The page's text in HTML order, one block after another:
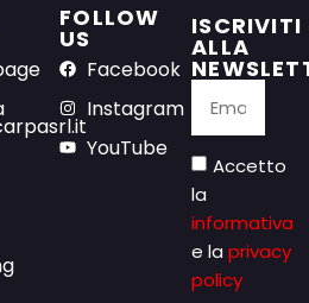
FOLLOW
US
Facebook
Instagram
YouTube
ISCRIVITI
ALLA
Accetto
la
informativa
e laprivacy
policy